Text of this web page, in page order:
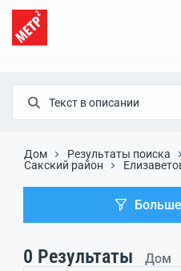
Дом Результаты поиска
Сакский район
0 Результаты Дом